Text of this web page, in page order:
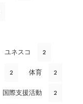
ユネスコ 2
2 体育 2
国際支援活動 2